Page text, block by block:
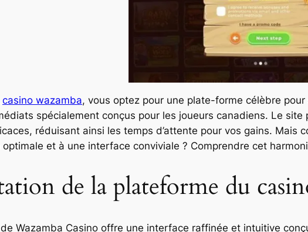
casino wazamba, vous optez pour une plate-forme célèbre
spécialement conçus pour les joueurs canadiens. Le
réduisant ainsi les temps d’attente pour vos gains. Mais
et à une interface conviviale ? Comprendre cet
de la plateforme du
Wazamba Casino offre une interface raffinée et intuitive